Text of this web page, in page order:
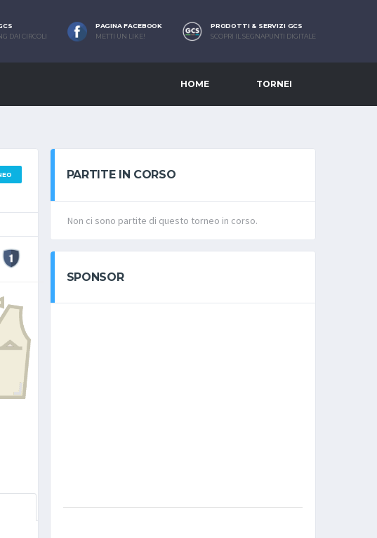
DAI CIRCOLI
PAGINA FACEBOOK
METTI UN LIKE!
PRODOTTI & SERVIZI GCS
SCOPRI IL SEGNAPUNTI DIGITALE
HOME TORNEI
PARTITE IN CORSO
Non ci sono partite di questo torneo in corso.
SPONSOR